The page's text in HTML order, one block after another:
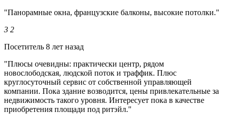
"Панорамные окна, французские балконы, высокие потолки."
3 2
Посетитель 8 лет назад
"Плюсы очевидны: практически центр, рядом
новослободская, людской поток и траффик. Плюс
круглосуточный сервис от собственной управляющей
компании. Пока здание возводится, цены привлекательные за
недвижимость такого уровня. Интересует пока в качестве
приобретения площади под ритэйл."